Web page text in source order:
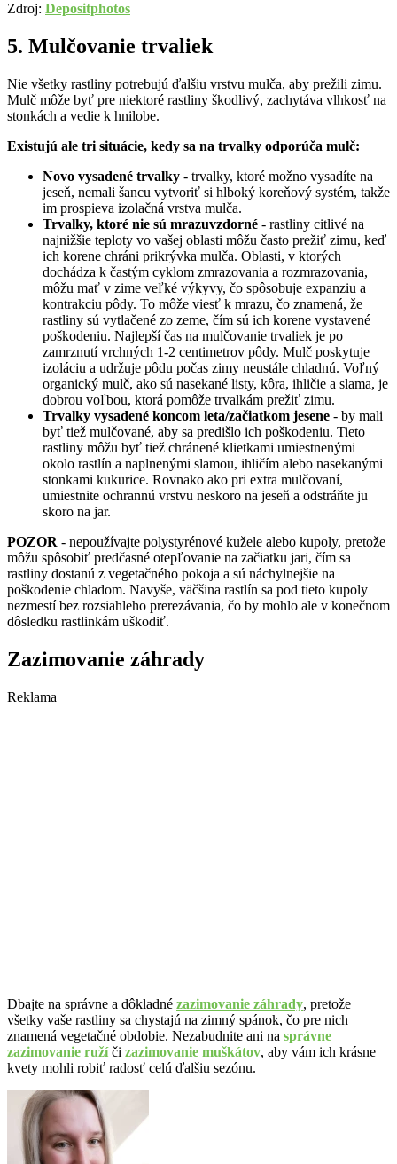
Zdroj: Depositphotos
5. Mulčovanie trvaliek
Nie všetky rastliny potrebujú ďalšiu vrstvu mulča, aby prežili zimu.
Mulč môže byť pre niektoré rastliny škodlivý, zachytáva vlhkosť na
stonkách a vedie k hnilobe.
Existujú ale tri situácie, kedy sa na trvalky odporúča mulč:
Novo vysadené trvalky - trvalky, ktoré možno vysadíte na
jeseň, nemali šancu vytvoriť si hlboký koreňový systém, takže
im prospieva izolačná vrstva mulča.
Trvalky, ktoré nie sú mrazuvzdorné - rastliny citlivé na
najnižšie teploty vo vašej oblasti môžu často prežiť zimu, keď
ich korene chráni prikrývka mulča. Oblasti, v ktorých
dochádza k častým cyklom zmrazovania a rozmrazovania,
môžu mať v zime veľké výkyvy, čo spôsobuje expanziu a
kontrakciu pôdy. To môže viesť k mrazu, čo znamená, že
rastliny sú vytlačené zo zeme, čím sú ich korene vystavené
poškodeniu. Najlepší čas na mulčovanie trvaliek je po
zamrznutí vrchných 1-2 centimetrov pôdy. Mulč poskytuje
izoláciu a udržuje pôdu počas zimy neustále chladnú. Voľný
organický mulč, ako sú nasekané listy, kôra, ihličie a slama, je
dobrou voľbou, ktorá pomôže trvalkám prežiť zimu.
Trvalky vysadené koncom leta/začiatkom jesene - by mali
byť tiež mulčované, aby sa predišlo ich poškodeniu. Tieto
rastliny môžu byť tiež chránené klietkami umiestnenými
okolo rastlín a naplnenými slamou, ihličím alebo nasekanými
stonkami kukurice. Rovnako ako pri extra mulčovaní,
umiestnite ochrannú vrstvu neskoro na jeseň a odstráňte ju
skoro na jar.
POZOR - nepoužívajte polystyrénové kužele alebo kupoly, pretože
môžu spôsobiť predčasné otepľovanie na začiatku jari, čím sa
rastliny dostanú z vegetačného pokoja a sú náchylnejšie na
poškodenie chladom. Navyše, väčšina rastlín sa pod tieto kupoly
nezmestí bez rozsiahleho prerezávania, čo by mohlo ale v konečnom
dôsledku rastlinkám uškodiť.
Zazimovanie záhrady
Reklama
Dbajte na správne a dôkladné zazimovanie záhrady, pretože
všetky vaše rastliny sa chystajú na zimný spánok, čo pre nich
znamená vegetačné obdobie. Nezabudnite ani na správne
zazimovanie ružíči zazimovanie muškátov, aby vám ich krásne
kvety mohli robiť radosť celú ďalšiu sezónu.